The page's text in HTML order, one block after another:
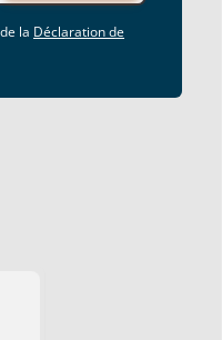
la Déclaration de